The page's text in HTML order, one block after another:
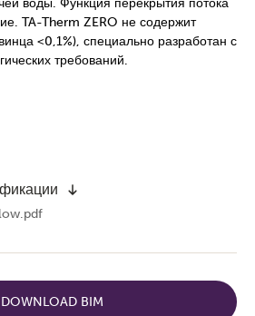
воды. Функция перекрытия потока
TA-Therm ZERO не содержит
<0,1%), специально разработан с
требований.
DOWNLOAD BIM